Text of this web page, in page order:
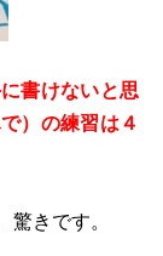
書けないと思
）の練習は４
驚きです。